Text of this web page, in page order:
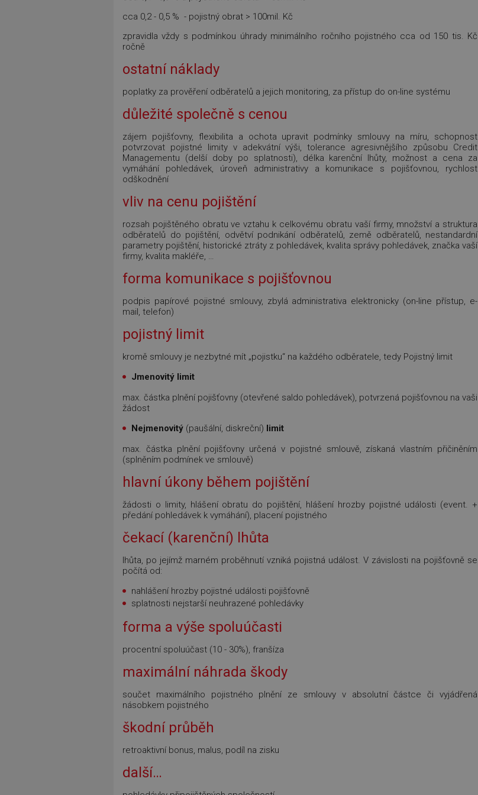
cca 0,2 - 0,5 % - pojistný obrat > 100mil. Kč
zpravidla vždy s podmínkou úhrady minimálního ročního pojistného cca od 150 tis. Kč
ročně
ostatní náklady
poplatky za prověření odběratelů a jejich monitoring, za přístup do on-line systému
důležité společně s cenou
zájem pojišťovny, flexibilita a ochota upravit podmínky smlouvy na míru, schopnost
potvrzovat pojistné limity v adekvátní výši, tolerance agresivnějšího způsobu Credit
Managementu (delší doby po splatnosti), délka karenční lhůty, možnost a cena za
vymáhání pohledávek, úroveň administrativy a komunikace s pojišťovnou, rychlost
odškodnění
vliv na cenu pojištění
rozsah pojištěného obratu ve vztahu k celkovému obratu vaší firmy, množství a struktura
odběratelů do pojištění, odvětví podnikání odběratelů, země odběratelů, nestandardní
parametry pojištění, historické ztráty z pohledávek, kvalita správy pohledávek, značka vaší
firmy, kvalita makléře, …
forma komunikace s pojišťovnou
podpis papírové pojistné smlouvy, zbylá administrativa elektronicky (on-line přístup, e-
mail, telefon)
pojistný limit
kromě smlouvy je nezbytné mít „pojistku“ na každého odběratele, tedy Pojistný limit
Jmenovitý limit
max. částka plnění pojišťovny (otevřené saldo pohledávek), potvrzená pojišťovnou na vaši
žádost
Nejmenovitý (paušální, diskreční) limit
max. částka plnění pojišťovny určená v pojistné smlouvě, získaná vlastním přičiněním
(splněním podmínek ve smlouvě)
hlavní úkony během pojištění
žádosti o limity, hlášení obratu do pojištění, hlášení hrozby pojistné události (event. +
předání pohledávek k vymáhání), placení pojistného
čekací (karenční) lhůta
lhůta, po jejímž marném proběhnutí vzniká pojistná událost. V závislosti na pojišťovně se
počítá od:
nahlášení hrozby pojistné události pojišťovně
splatnosti nejstarší neuhrazené pohledávky
forma a výše spoluúčasti
procentní spoluúčast (10 - 30%), franšíza
maximální náhrada škody
součet maximálního pojistného plnění ze smlouvy v absolutní částce či vyjádřená
násobkem pojistného
škodní průběh
retroaktivní bonus, malus, podíl na zisku
další…